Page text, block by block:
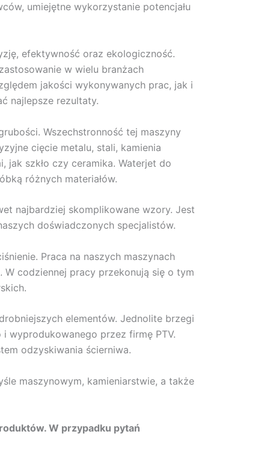
umiejętne wykorzystanie potencjału
efektywność oraz ekologiczność.
w wielu branżach
jakości wykonywanych prac, jak i
najlepsze rezultaty.
Wszechstronność tej maszyny
cięcie metalu, stali, kamienia
jak szkło czy ceramika. Waterjet do
różnych materiałów.
najbardziej skomplikowane wzory. Jest
doświadczonych specjalistów.
Praca na naszych maszynach
codziennej pracy przekonują się o tym
elementów. Jednolite brzegi
wyprodukowanego przez firmę PTV.
odzyskiwania ścierniwa.
maszynowym, kamieniarstwie, a także
W przypadku pytań